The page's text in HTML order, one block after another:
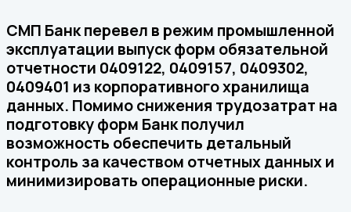
СМП Банк перевел в режим промышленной
эксплуатации выпуск форм обязательной
отчетности 0409122, 0409157, 0409302,
0409401 из корпоративного хранилища
данных. Помимо снижения трудозатрат на
подготовку форм Банк получил
возможность обеспечить детальный
контроль за качеством отчетных данных и
минимизировать операционные риски.